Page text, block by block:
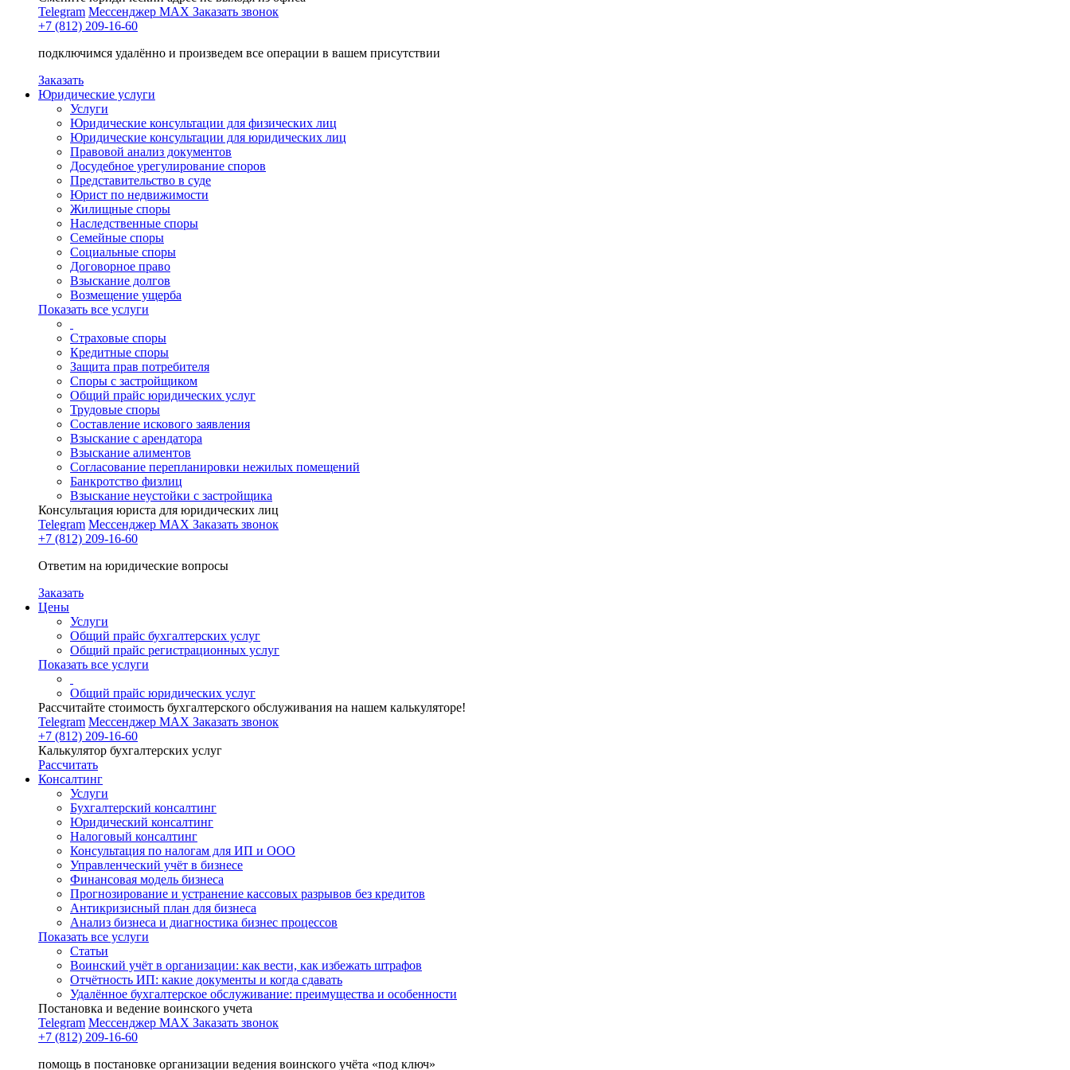
Telegram Мессенджер MAX Заказать звонок
+7 (812) 209-16-60
подключимся удалённо и произведем все операции в вашем присутствии
Заказать
Юридические услуги
Услуги
Юридические консультации для физических лиц
Юридические консультации для юридических лиц
Правовой анализ документов
Досудебное урегулирование споров
Представительство в суде
Юрист по недвижимости
Жилищные споры
Наследственные споры
Семейные споры
Социальные споры
Договорное право
Взыскание долгов
Возмещение ущерба
Показать все услуги
Страховые споры
Кредитные споры
Защита прав потребителя
Споры с застройщиком
Общий прайс юридических услуг
Трудовые споры
Составление искового заявления
Взыскание с арендатора
Взыскание алиментов
Cогласование перепланировки нежилых помещений
Банкротство физлиц
Взыскание неустойки с застройщика
Консультация юриста для юридических лиц
Telegram Мессенджер MAX Заказать звонок
+7 (812) 209-16-60
Ответим на юридические вопросы
Заказать
Цены
Услуги
Общий прайс бухгалтерских услуг
Общий прайс регистрационных услуг
Показать все услуги
Общий прайс юридических услуг
Рассчитайте стоимость бухгалтерского обслуживания на нашем калькуляторе!
Telegram Мессенджер MAX Заказать звонок
+7 (812) 209-16-60
Калькулятор бухгалтерских услуг
Рассчитать
Консалтинг
Услуги
Бухгалтерский консалтинг
Юридический консалтинг
Налоговый консалтинг
Консультация по налогам для ИП и ООО
Управленческий учёт в бизнесе
Финансовая модель бизнеса
Прогнозирование и устранение кассовых разрывов без кредитов
Антикризисный план для бизнеса
Анализ бизнеса и диагностика бизнес процессов
Показать все услуги
Статьи
Воинский учёт в организации: как вести, как избежать штрафов
Отчётность ИП: какие документы и когда сдавать
Удалённое бухгалтерское обслуживание: преимущества и особенности
Постановка и ведение воинского учета
Telegram Мессенджер MAX Заказать звонок
+7 (812) 209-16-60
помощь в постановке организации ведения воинского учёта «под ключ»